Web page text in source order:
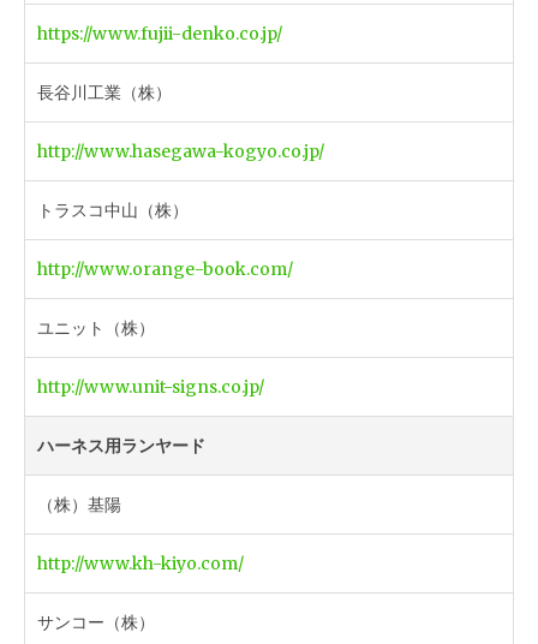
https://www.fujii-denko.co.jp/
長谷川工業（株）
http://www.hasegawa-kogyo.co.jp/
トラスコ中山（株）
http://www.orange-book.com/
ユニット（株）
http://www.unit-signs.co.jp/
ハーネス用ランヤード
（株）基陽
http://www.kh-kiyo.com/
サンコー（株）